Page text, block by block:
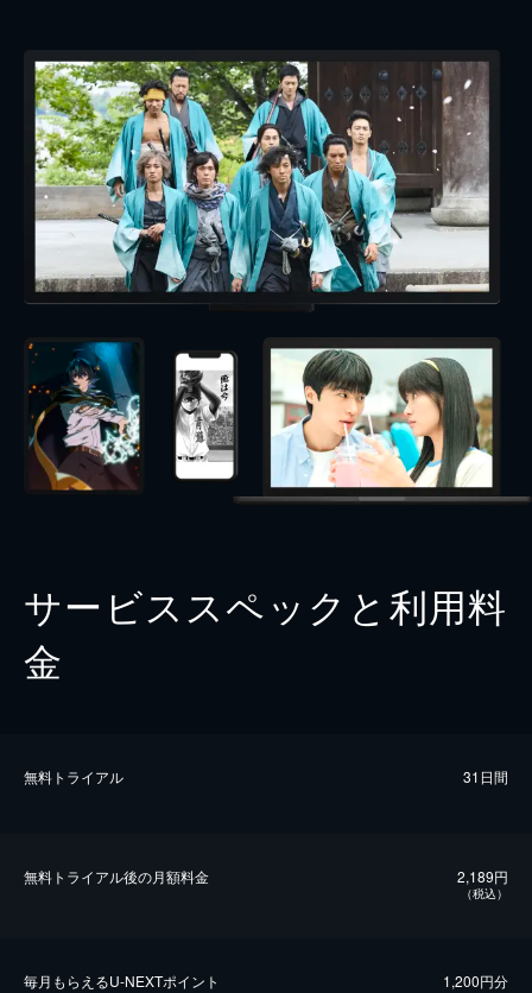
サービススペックと利用料
金
無料トライアル 31日間
無料トライアル後の⽉額料金 2,189円
（税込）
毎⽉もらえるU-NEXTポイント 1,200円分